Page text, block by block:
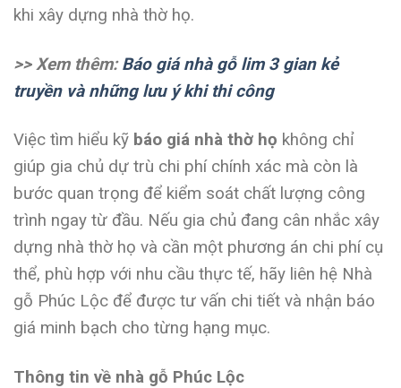
khi xây dựng nhà thờ họ.
>> Xem thêm:Báo giá nhà gỗ lim 3 gian kẻ
truyền và những lưu ý khi thi công
Việc tìm hiểu kỹ báo giá nhà thờ họ không chỉ
giúp gia chủ dự trù chi phí chính xác mà còn là
bước quan trọng để kiểm soát chất lượng công
trình ngay từ đầu. Nếu gia chủ đang cân nhắc xây
dựng nhà thờ họ và cần một phương án chi phí cụ
thể, phù hợp với nhu cầu thực tế, hãy liên hệ Nhà
gỗ Phúc Lộc để được tư vấn chi tiết và nhận báo
giá minh bạch cho từng hạng mục.
Thông tin về nhà gỗ Phúc Lộc